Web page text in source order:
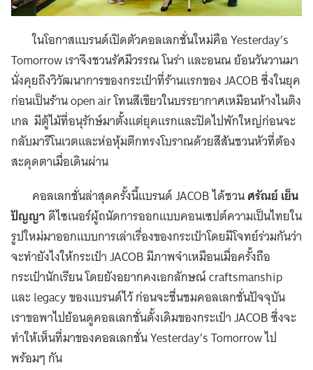
ในโอกาสแบรนด์เปิดตัวคอลเลกชั่นใหม่คือ Yesterday’s
Tomorrow เราจึงชวนรัศมีวรรณ โนร่า และอนณ ย้อนวันวานมา
นั่งคุยถึงวิวัฒนาการของกระเป๋าที่ร้านแรกของ JACOB ซึ่งในยุค
ก่อนเป็นร้าน open air โทนสีเขียวในบรรยากาศเหมือนห้างไนติง
เกล มีตู้ไม้ที่อนุรักษ์มาตั้งแต่ยุคแรกและปิดไปพักใหญ่ก่อนจะ
กลับมารีโนเวตและห่อหุ้มตึกทรงโบราณด้วยสีสันชวนหัวที่ต้อง
สะดุดตาเมื่อเดินผ่าน
คอลเลกชั่นล่าสุดครั้งนี้แบรนด์ JACOB ได้ชวนศรัณย์ เย็น
ปัญญาดีไซเนอร์ผู้ถนัดการออกแบบคอนเซปต์ความเป็นไทยใน
รูปใหม่มาออกแบบการเล่าเรื่องของกระเป๋าโดยมีโจทย์ร่วมกันว่า
จะทำยังไงให้กระเป๋า JACOB มีภาพจำเหมือนเมื่อครั้งถือ
กระเป๋านักเรียน โดยยังอยากคงเอกลักษณ์ craftsmanship
และ legacy ของแบรนด์ไว้ ก่อนจะชื่นชมคอลเลกชั่นปัจจุบัน
เราขอพาไปย้อนดูคอลเลกชั่นดั้งเดิมของกระเป๋า JACOB ซึ่งจะ
ทำให้เห็นที่มาของคอลเลกชั่น Yesterday’s Tomorrow ไป
พร้อมๆ กัน